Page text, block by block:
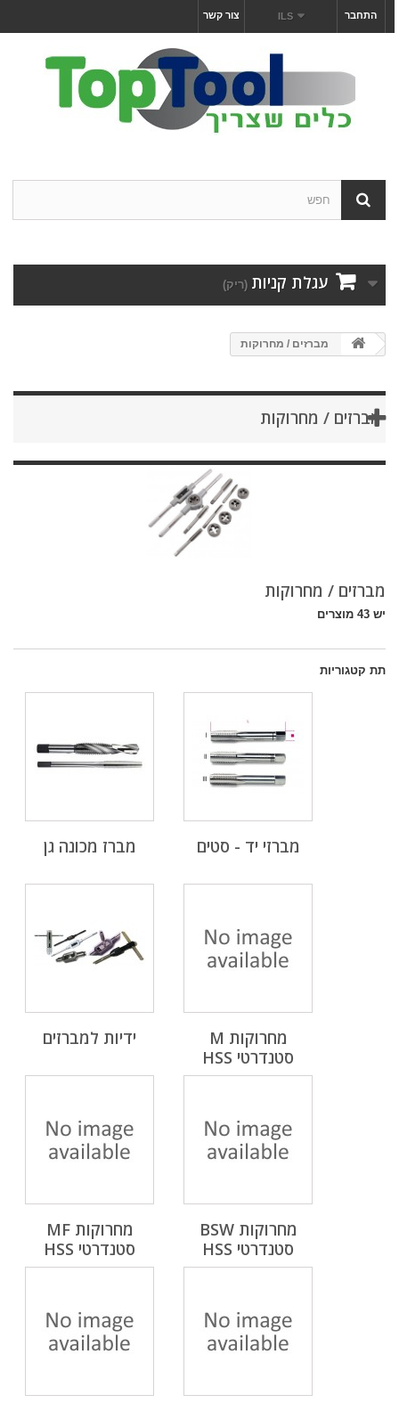
התחבר ILS צור קשר
עגלת קניות (ריק)
מברזים / מחרוקות
מברזים / מחרוקות
מברזים / מחרוקות
יש 43 מוצרים
תת קטגוריות
מברז מכונה גן מברזי יד - סטים
ידיות למברזים
מחרוקות M
סטנדרטי HSS
מחרוקות MF
סטנדרטי HSS
מחרוקות BSW
סטנדרטי HSS